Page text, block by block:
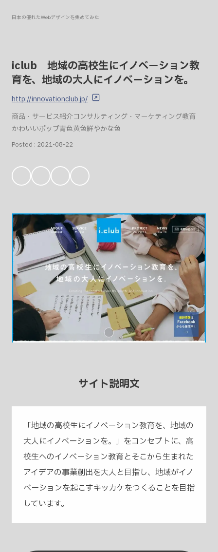
日本の優れたWebデザインを集めてみた
iclub 地域の高校生にイノベーション教
育を、地域の大人にイノベーションを。
http://innovationclub.jp/
商品・サービス紹介コンサルティング・マーケティング教育
かわいいポップ青色黄色鮮やかな色
Posted : 2021-08-22
気
入
サイト説明文
「地域の高校生にイノベーション教育を、地域の
大人にイノベーションを。」をコンセプトに、高
校生へのイノベーション教育とそこから生まれた
アイデアの事業創出を大人と目指し、地域がイノ
ベーションを起こすキッカケをつくることを目指
しています。